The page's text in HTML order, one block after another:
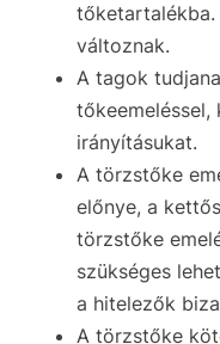
tőketartalékba.
változnak.
A tagok
irányításukat.
A törzstőke
előnye, a
törzstőke
szükséges
a hitelezők
A törzstőke